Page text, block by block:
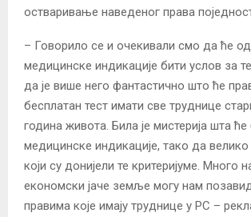
остваривање наведеног права
– Говорило се и очекивали смо да ће
медицинске индикације бити услов за
да је више него фантастично што ће
бесплатан тест имати све труднице
година живота. Била је мистерија шта ће
медицинске индикације, тако да
који су донијели те критеријуме. Много
економски јаче земље могу нам
правима које имају труднице у РС –